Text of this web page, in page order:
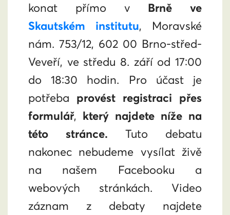
konat přímo v Brně ve
Skautském institutu, Moravské
nám. 753/12, 602 00 Brno-střed-
Veveří, ve středu 8. září od 17:00
do 18:30 hodin. Pro účast je
potřeba provést registraci přes
formulář, který najdete níže na
této stránce. Tuto debatu
nakonec nebudeme vysílat živě
na našem Facebooku a
webových stránkách. Video
záznam z debaty najdete